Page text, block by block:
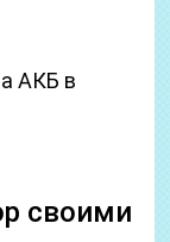
АКБ в
своими